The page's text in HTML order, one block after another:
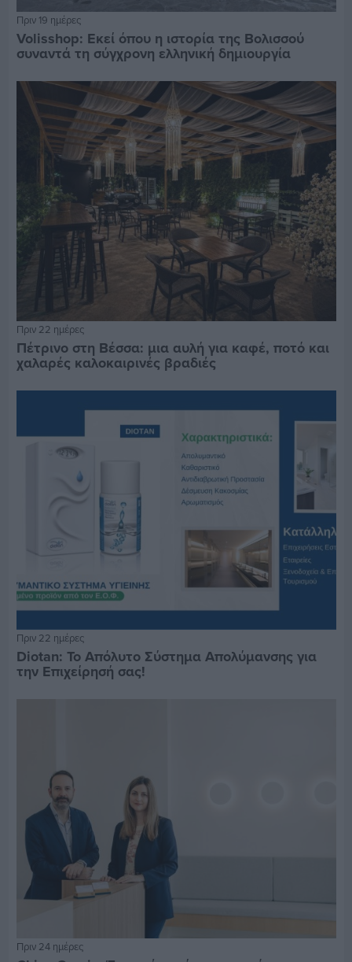
Πριν 19 ημέρες
Volisshop: Εκεί όπου η ιστορία της Βολισσού
συναντά τη σύγχρονη ελληνική δημιουργία
Πριν 22 ημέρες
Πέτρινο στη Βέσσα: μια αυλή για καφέ, ποτό και
χαλαρές καλοκαιρινές βραδιές
Πριν 22 ημέρες
Diotan: Το Απόλυτο Σύστημα Απολύμανσης για
την Επιχείρησή σας!
Πριν 24 ημέρες